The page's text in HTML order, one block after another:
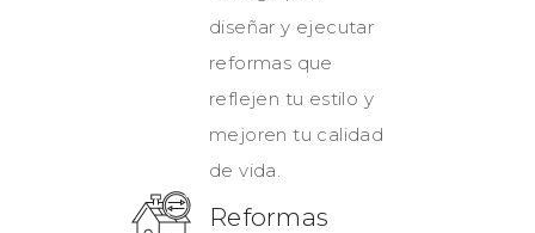
diseñar y ejecutar
reformas que
reflejen tu estilo y
mejoren tu calidad
de vida.
Reformas